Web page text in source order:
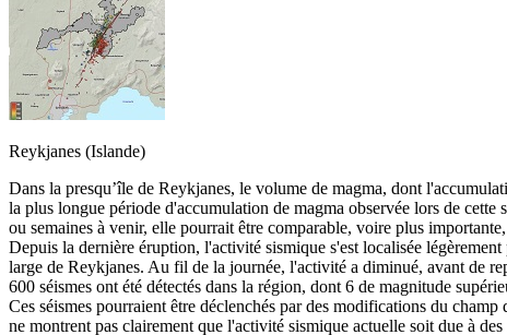
Reykjanes (Islande)
Dans la presqu’île de Reykjanes, le volume de magma, dont
la plus longue période d'accumulation de magma observée lors de
ou semaines à venir, elle pourrait être comparable, voire plus
Depuis la dernière éruption, l'activité sismique s'est localisée
large de Reykjanes. Au fil de la journée, l'activité a diminué, avant de
600 séismes ont été détectés dans la région, dont 6 de magnitude
Ces séismes pourraient être déclenchés par des modifications du
ne montrent pas clairement que l'activité sismique actuelle soit due à